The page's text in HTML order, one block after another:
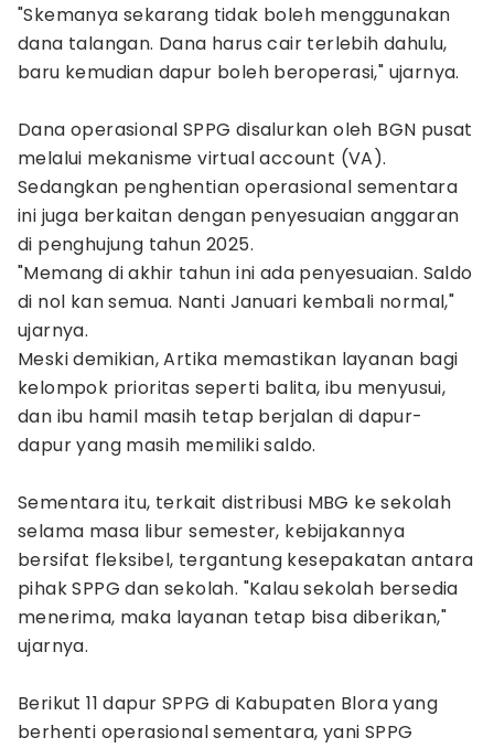
"Skemanya sekarang tidak boleh menggunakan
dana talangan. Dana harus cair terlebih dahulu,
baru kemudian dapur boleh beroperasi," ujarnya.
Dana operasional SPPG disalurkan oleh BGN pusat
melalui mekanisme virtual account (VA).
Sedangkan penghentian operasional sementara
ini juga berkaitan dengan penyesuaian anggaran
di penghujung tahun 2025.
"Memang di akhir tahun ini ada penyesuaian. Saldo
di nol kan semua. Nanti Januari kembali normal,"
ujarnya.
Meski demikian, Artika memastikan layanan bagi
kelompok prioritas seperti balita, ibu menyusui,
dan ibu hamil masih tetap berjalan di dapur-
dapur yang masih memiliki saldo.
Sementara itu, terkait distribusi MBG ke sekolah
selama masa libur semester, kebijakannya
bersifat fleksibel, tergantung kesepakatan antara
pihak SPPG dan sekolah. "Kalau sekolah bersedia
menerima, maka layanan tetap bisa diberikan,"
ujarnya.
Berikut 11 dapur SPPG di Kabupaten Blora yang
berhenti operasional sementara, yani SPPG